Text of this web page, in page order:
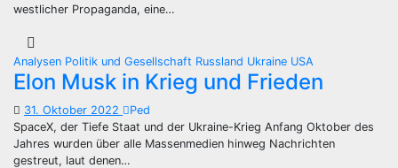
westlicher Propaganda, eine…
Analysen Politik und Gesellschaft Russland Ukraine USA
Elon Musk in Krieg und Frieden
31. Oktober 2022
Ped
SpaceX, der Tiefe Staat und der Ukraine-Krieg Anfang Oktober des
Jahres wurden über alle Massenmedien hinweg Nachrichten
gestreut, laut denen…